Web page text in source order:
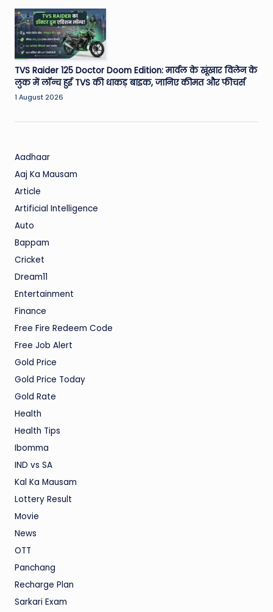
TVS Raider 125 Doctor Doom Edition: मार्वल के खूंखार विलेन के
लुक में लॉन्च हुई TVS की धाकड़ बाइक, जानिए कीमत और फीचर्स
1 August 2026
Aadhaar
Aaj Ka Mausam
Article
Artificial Intelligence
Auto
Bappam
Cricket
Dream11
Entertainment
Finance
Free Fire Redeem Code
Free Job Alert
Gold Price
Gold Price Today
Gold Rate
Health
Health Tips
Ibomma
IND vs SA
Kal Ka Mausam
Lottery Result
Movie
News
OTT
Panchang
Recharge Plan
Sarkari Exam